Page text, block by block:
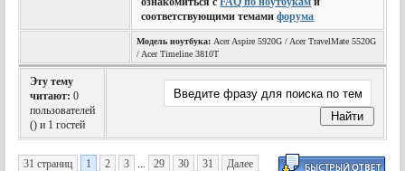
соответствующими темамифорума
Модель ноутбука: Acer Aspire 5920G / Acer TravelMate 5520G
/ Acer Timeline 3810T
Эту тему
читают: 0
пользователей
() и 1 гостей
31 страниц 1 2 3 ... 29 30 31 Далее